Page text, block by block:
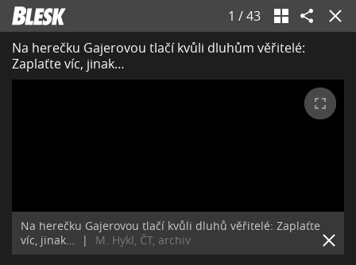
1 /43
Na herečku Gajerovou tlačí kvůli dluhům věřitelé:
Zaplaťte víc, jinak…
Na herečku Gajerovou tlačí kvůli dluhů věřitelé: Zaplaťte
víc, jinak…
| M. Hykl, ČT, archiv